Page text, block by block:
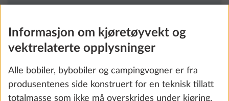
endring
Legg til
Informasjon om kjøretøyvekt og
vektrelaterte opplysninger
Alle bobiler, bybobiler og campingvogner er fra
produsentenes side konstruert for en teknisk tillatt
totalmasse som ikke må overskrides under kjøring.